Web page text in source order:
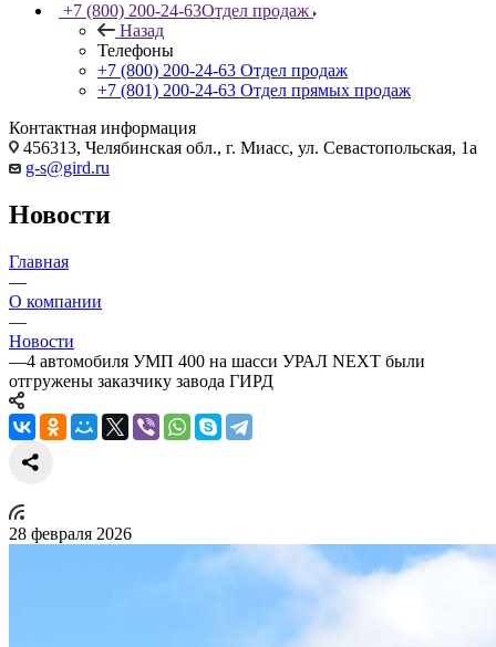
+7 (800) 200-24-63Отдел продаж
Назад
Телефоны
+7 (800) 200-24-63 Отдел продаж
+7 (801) 200-24-63 Отдел прямых продаж
Контактная информация
456313, Челябинская обл., г. Миасс, ул. Севастопольская, 1а
g-s@gird.ru
Новости
Главная
—
О компании
—
Новости
—4 автомобиля УМП 400 на шасси УРАЛ NEXT были
отгружены заказчику завода ГИРД
28 февраля 2026